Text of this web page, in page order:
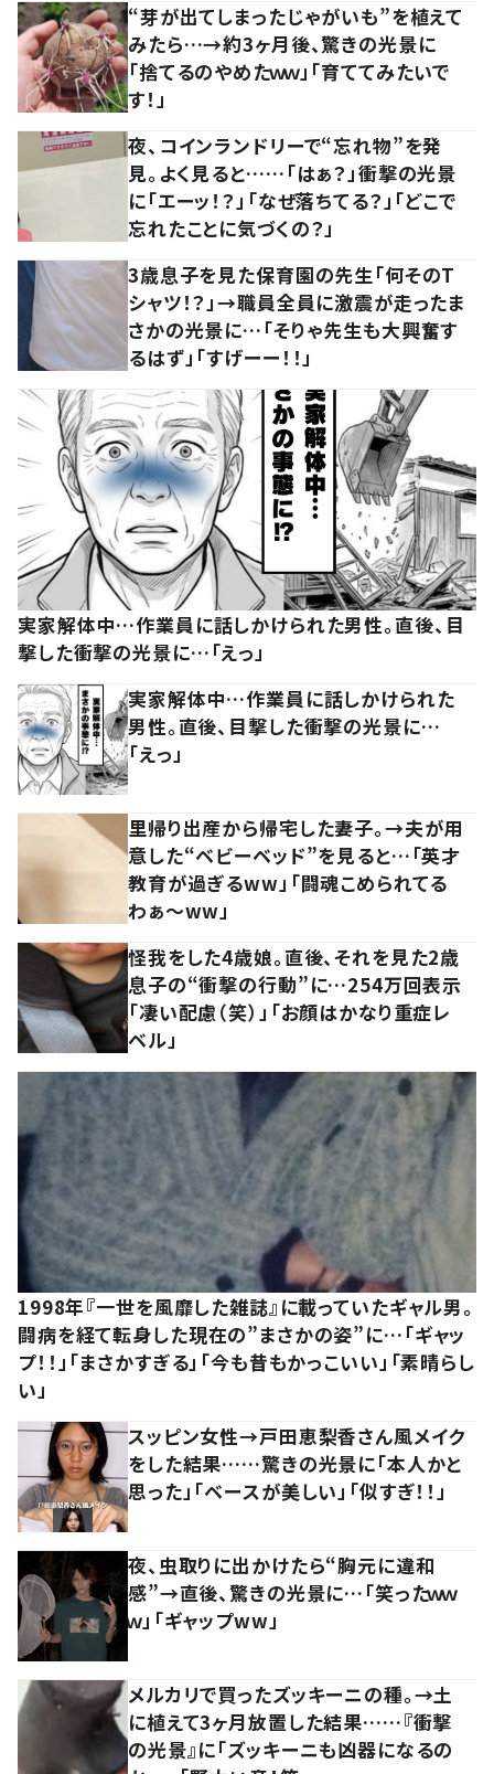
“芽が出てしまったじゃがいも”を植えて
みたら…→約3ヶ月後、驚きの光景に
「捨てるのやめたｗｗ」「育ててみたいで
す！」
夜、コインランドリーで“忘れ物”を発
見。よく見ると……「はぁ？」衝撃の光景
に「エーッ！？」「なぜ落ちてる？」「どこで
忘れたことに気づくの？」
3歳息子を見た保育園の先生「何そのT
シャツ！？」→職員全員に激震が走ったま
さかの光景に…「そりゃ先生も大興奮す
るはず」「すげーー！！」
実家解体中…作業員に話しかけられた男性。直後、目
撃した衝撃の光景に…「えっ」
実家解体中…作業員に話しかけられた
男性。直後、目撃した衝撃の光景に…
「えっ」
里帰り出産から帰宅した妻子。→夫が用
意した“ベビーベッド”を見ると…「英才
教育が過ぎるww」「闘魂こめられてる
わぁ～ww」
怪我をした4歳娘。直後、それを見た2歳
息子の“衝撃の行動”に…254万回表示
「凄い配慮（笑）」「お顔はかなり重症レ
ベル」
1998年『一世を風靡した雑誌』に載っていたギャル男。
闘病を経て転身した現在の”まさかの姿”に…「ギャッ
プ！！」「まさかすぎる」「今も昔もかっこいい」「素晴らし
い」
スッピン女性→戸田恵梨香さん風メイク
をした結果……驚きの光景に「本人かと
思った」「ベースが美しい」「似すぎ！！」
夜、虫取りに出かけたら“胸元に違和
感”→直後、驚きの光景に…「笑ったｗｗ
ｗ」「ギャップww」
メルカリで買ったズッキーニの種。→土
に植えて3ヶ月放置した結果……『衝撃
の光景』に「ズッキーニも凶器になるの